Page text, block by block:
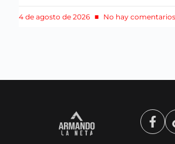
4 de agosto de 2026 No hay comentarios